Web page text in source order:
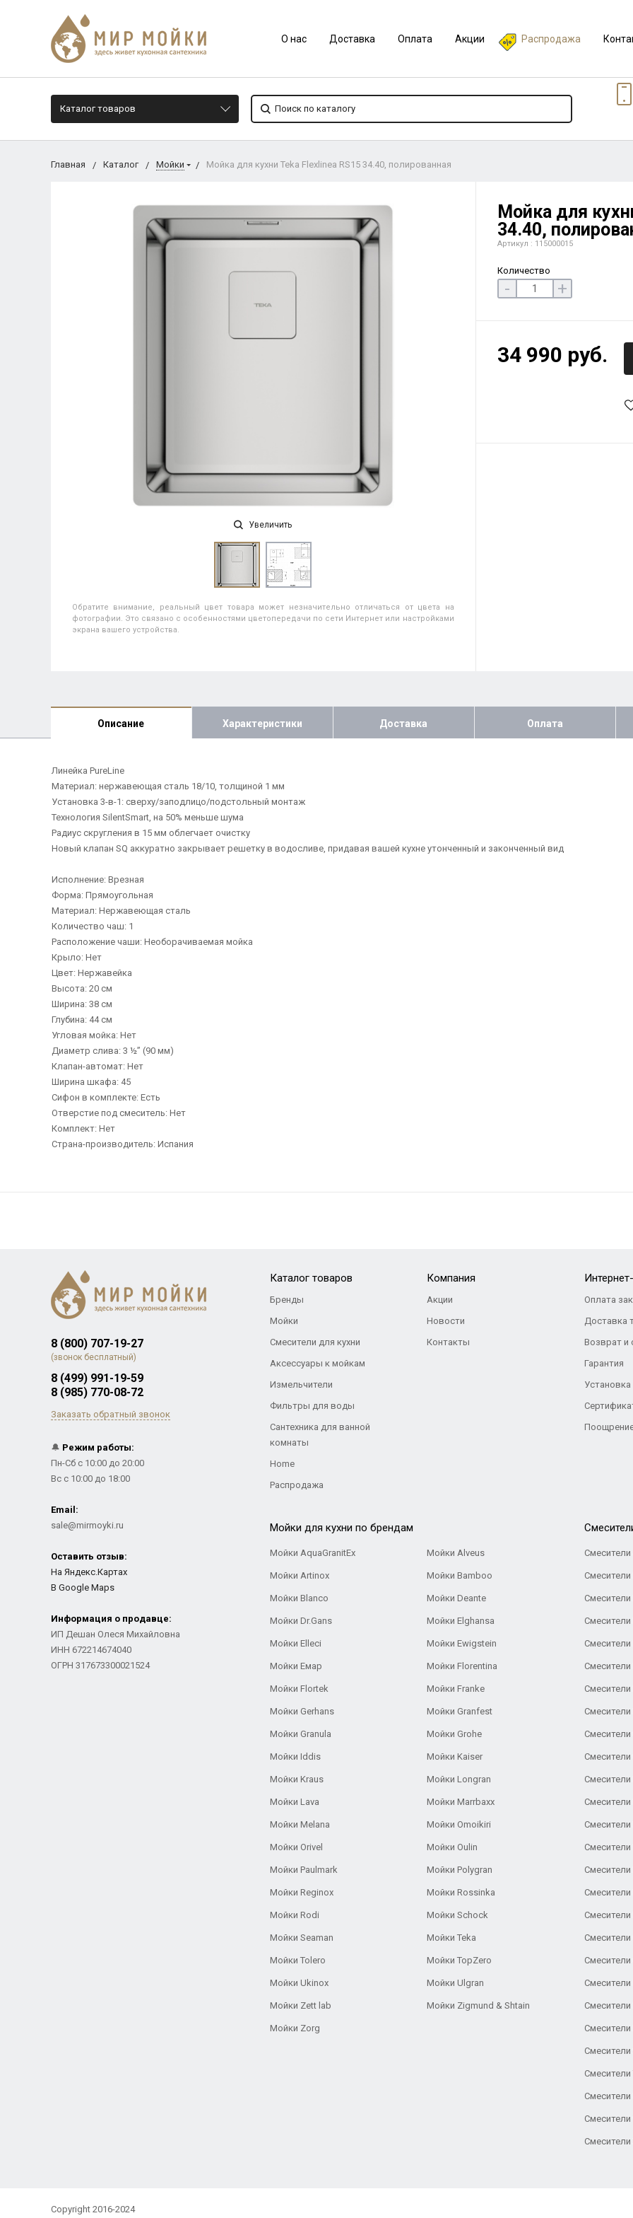
О нас Доставка Оплата Акции Распродажа
Каталог товаров
Главная Каталог Мойки Мойка для кухни Teka Flexlinea RS15 34.40, полированная
Увеличить
Обратите внимание, реальный цвет товара может незначительно отличаться от цвета на
фотографии. Это связано с особенностями цветопередачи по сети Интернет или настройками
экрана вашего устройства.
Мойка для
34.40,
Артикул : 115000015
Количество
- +
34 990 руб.
Описание Характеристики Доставка Оплата
Линейка PureLine
Материал: нержавеющая cталь 18/10, толщиной 1 мм
Установка 3-в-1: сверху/заподлицо/подстольный монтаж
Технология SilentSmart, на 50% меньше шума
Радиус скругления в 15 мм облегчает очистку
Новый клапан SQ аккуратно закрывает решетку в водосливе, придавая вашей кухне утонченный и законченный вид
Исполнение: Врезная
Форма: Прямоугольная
Материал: Нержавеющая сталь
Количество чаш: 1
Расположение чаши: Необорачиваемая мойка
Крыло: Нет
Цвет: Нержавейка
Высота: 20 см
Ширина: 38 см
Глубина: 44 см
Угловая мойка: Нет
Диаметр слива: 3 ½” (90 мм)
Клапан-автомат: Нет
Ширина шкафа: 45
Сифон в комплекте: Есть
Отверстие под смеситель: Нет
Комплект: Нет
Страна-производитель: Испания
8 (800) 707-19-27
(звонок бесплатный)
8 (499) 991-19-59
8 (985) 770-08-72
Заказать обратный звонок
🔔 Режим работы:
Пн-Сб с 10:00 до 20:00
Вс с 10:00 до 18:00
Email:
sale@mirmoyki.ru
Оставить отзыв:
На Яндекс.Картах
В Google Maps
Информация о продавце:
ИП Дешан Олеся Михайловна
ИНН 672214674040
ОГРН 317673300021524
Каталог товаров
Бренды
Мойки
Смесители для кухни
Аксессуары к мойкам
Измельчители
Фильтры для воды
Сантехника для ванной
комнаты
Home
Распродажа
Компания
Акции
Новости
Контакты
Оплата
Доставка
Возврат и
Гарантия
Установка
Мойки для кухни по брендам
Мойки AquaGranitEx Мойки Alveus
Мойки Artinox Мойки Bamboo
Мойки Blanco Мойки Deante
Мойки Dr.Gans Мойки Elghansa
Мойки Elleci Мойки Ewigstein
Мойки Емар Мойки Florentina
Мойки Flortek Мойки Franke
Мойки Gerhans Мойки Granfest
Мойки Granula Мойки Grohe
Мойки Iddis Мойки Kaiser
Мойки Kraus Мойки Longran
Мойки Lava Мойки Marrbaxx
Мойки Melana Мойки Omoikiri
Мойки Orivel Мойки Oulin
Мойки Paulmark Мойки Polygran
Мойки Reginox Мойки Rossinka
Мойки Rodi Мойки Schock
Мойки Seaman Мойки Teka
Мойки Tolero Мойки TopZero
Мойки Ukinox Мойки Ulgran
Мойки Zett lab Мойки Zigmund & Shtain
Мойки Zorg
Смесители
Смесители
Смесители
Смесители
Смесители
Смесители
Смесители
Смесители
Смесители
Смесители
Смесители
Смесители
Смесители
Смесители
Смесители
Смесители
Смесители
Смесители
Смесители
Смесители
Смесители
Смесители
Смесители
Смесители
Смесители
Смесители
Copyright 2016-2024